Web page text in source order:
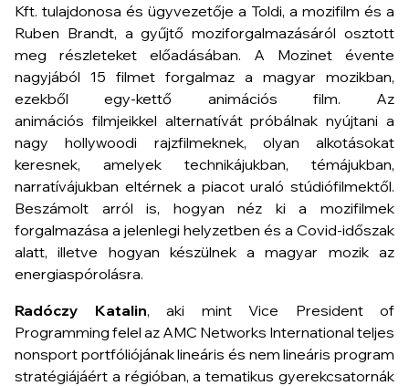
Kft. tulajdonosa és ügyvezetője a Toldi, a mozifilm és a
Ruben Brandt, a gyűjtő moziforgalmazásáról osztott
meg részleteket előadásában. A Mozinet évente
nagyjából 15 filmet forgalmaz a magyar mozikban,
ezekből egy-kettő animációs film. Az
animációs filmjeikkel alternatívát próbálnak nyújtani a
nagy hollywoodi rajzfilmeknek, olyan alkotásokat
keresnek, amelyek technikájukban, témájukban,
narratívájukban eltérnek a piacot uraló stúdiófilmektől.
Beszámolt arról is, hogyan néz ki a mozifilmek
forgalmazása a jelenlegi helyzetben és a Covid-időszak
alatt, illetve hogyan készülnek a magyar mozik az
energiaspórolásra.
Radóczy Katalin, aki mint Vice President of
Programming felel az AMC Networks International teljes
nonsport portfóliójának lineáris és nem lineáris program
stratégiájáért a régióban, a tematikus gyerekcsatornák